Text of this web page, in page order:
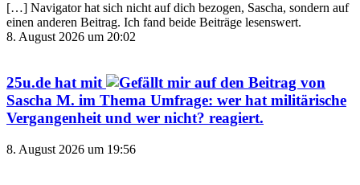
[…] Navigator hat sich nicht auf dich bezogen, Sascha, sondern auf
einen anderen Beitrag. Ich fand beide Beiträge lesenswert.
8. August 2026 um 20:02
25u.de hat mit
auf den Beitrag von
Sascha M. im Thema Umfrage: wer hat militärische
Vergangenheit und wer nicht? reagiert.
8. August 2026 um 19:56